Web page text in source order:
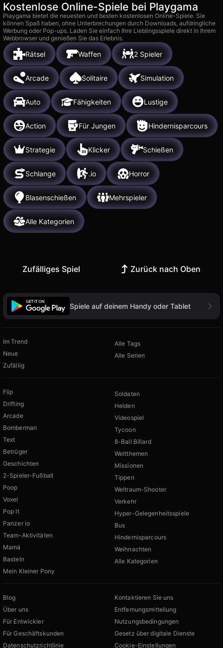
Kostenlose Online-Spiele bei Playgama
Playgama bietet die neuesten und besten kostenlosen Online-Spiele. Sie
können Spaß haben, ohne Unterbrechungen durch Downloads, aufdringliche
Werbung oder Pop-ups. Laden Sie einfach Ihre Lieblingsspiele direkt in Ihrem
Webbrowser und genießen Sie das Erlebnis.
Rätsel Waffen 2 Spieler
Arcade Solitaire Simulation
Auto Fähigkeiten Lustige
Action Für Jungen Hindernisparcours
Strategie Klicker Schießen
Schlange .io Horror
Blasenschießen Mehrspieler
Alle Kategorien
Zufälliges Spiel Zurück nach Oben
Spiele auf deinem Handy oder Tablet
Im Trend
Neue
Zufällig
Alle Tags
Alle Serien
Flip
Drifting
Arcade
Bomberman
Text
Betrüger
Geschichten
2-Spieler-Fußball
Poop
Voxel
Pop It
Panzer io
Team-Aktivitäten
Mamá
Basteln
Mein Kleiner Pony
Soldaten
Helden
Videospiel
Tycoon
8-Ball Billard
Weltthemen
Missionen
Tippen
Weltraum-Shooter
Verkehr
Hyper-Gelegenheitsspiele
Bus
Hindernisparcours
Weihnachten
Alle Kategorien
Blog
Über uns
Für Entwickler
Für Geschäftskunden
Datenschutzrichtlinie
Kontaktieren Sie uns
Entfernungsmitteilung
Nutzungsbedingungen
Gesetz über digitale Dienste
Cookie-Einstellungen